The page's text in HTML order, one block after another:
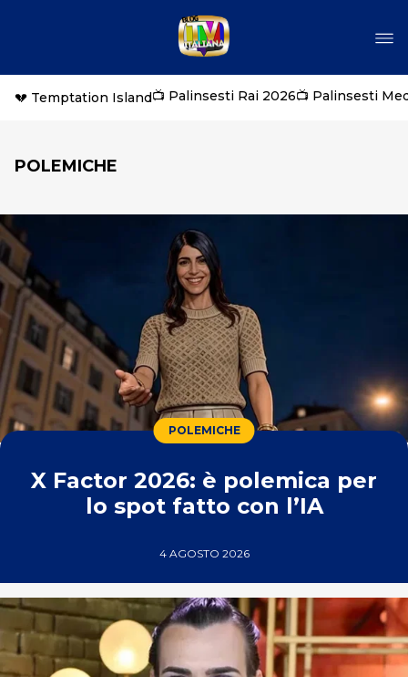
💔 Temptation Island📺 Palinsesti Rai 2026📺 Palinsesti
POLEMICHE
POLEMICHE
X Factor 2026: è polemica per
lo spot fatto con l’IA
4 AGOSTO 2026